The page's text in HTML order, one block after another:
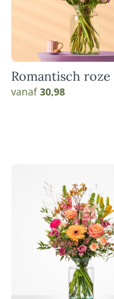
Romantisch roze
vanaf30,98